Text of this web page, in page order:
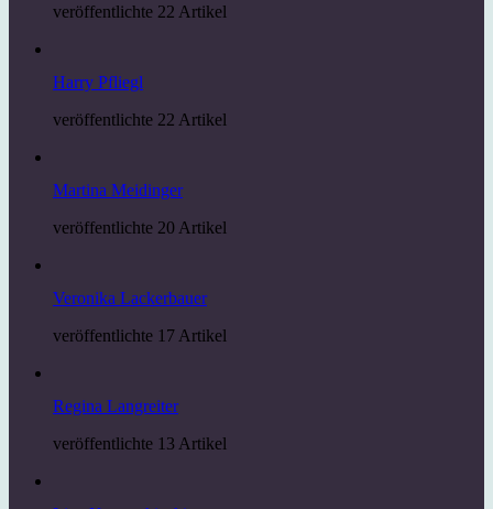
veröffentlichte 22 Artikel
Harry Pfliegl
veröffentlichte 22 Artikel
Martina Meidinger
veröffentlichte 20 Artikel
Veronika Lackerbauer
veröffentlichte 17 Artikel
Regina Langreiter
veröffentlichte 13 Artikel